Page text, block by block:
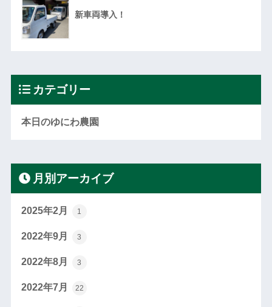
新車両導入！
カテゴリー
本日のゆにわ農園
月別アーカイブ
2025年2月 1
2022年9月 3
2022年8月 3
2022年7月 22